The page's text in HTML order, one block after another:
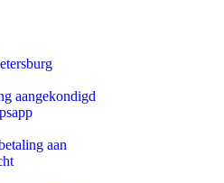
aangekondigd
aan